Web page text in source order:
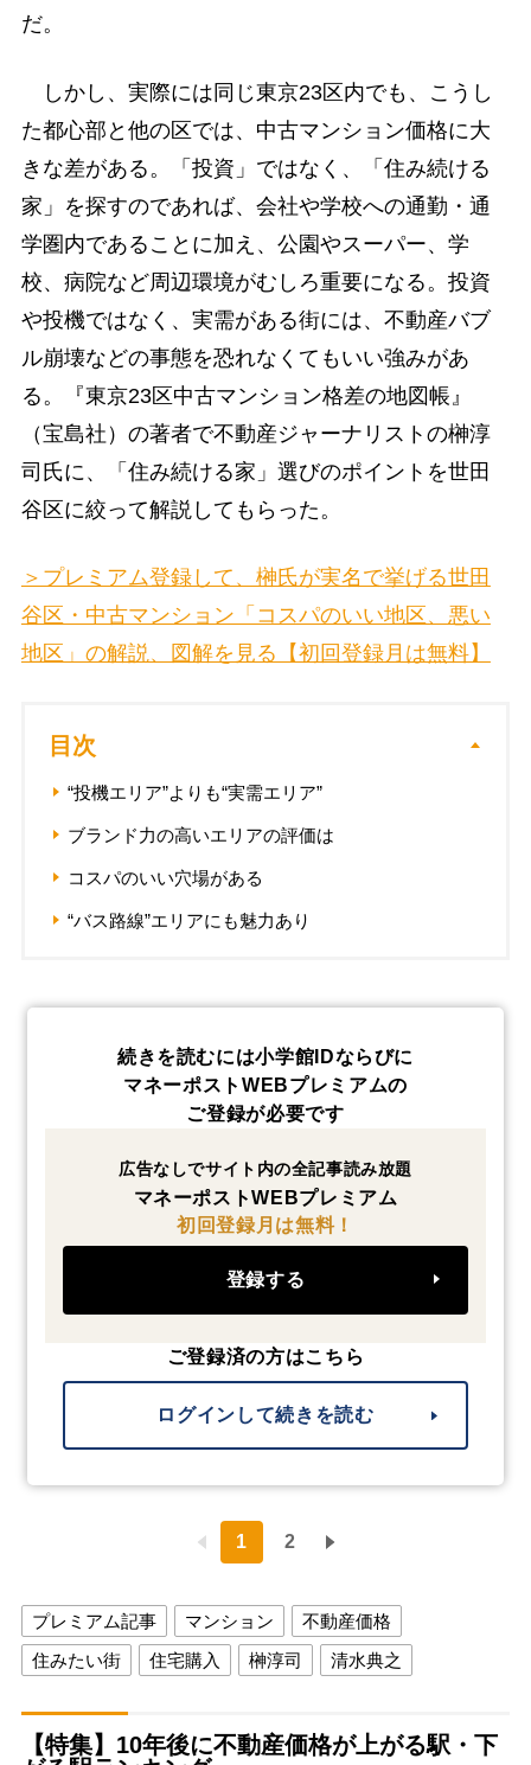
だ。
しかし、実際には同じ東京23区内でも、こうし
た都心部と他の区では、中古マンション価格に大
きな差がある。「投資」ではなく、「住み続ける
家」を探すのであれば、会社や学校への通勤・通
学圏内であることに加え、公園やスーパー、学
校、病院など周辺環境がむしろ重要になる。投資
や投機ではなく、実需がある街には、不動産バブ
ル崩壊などの事態を恐れなくてもいい強みがあ
る。『東京23区中古マンション格差の地図帳』
（宝島社）の著者で不動産ジャーナリストの榊淳
司氏に、「住み続ける家」選びのポイントを世田
谷区に絞って解説してもらった。
＞プレミアム登録して、榊氏が実名で挙げる世田
谷区・中古マンション「コスパのいい地区、悪い
地区」の解説、図解を見る【初回登録月は無料】
目次
“投機エリア”よりも“実需エリア”
ブランド力の高いエリアの評価は
コスパのいい穴場がある
“バス路線”エリアにも魅力あり
続きを読むには小学館IDならびに
マネーポストWEBプレミアムの
ご登録が必要です
広告なしでサイト内の全記事読み放題
マネーポストWEBプレミアム
初回登録月は無料！
登録する
ご登録済の方はこちら
ログインして続きを読む
1 2
プレミアム記事 マンション
不動産価格
住みたい街
住宅購入 榊淳司 清水典之
【特集】10年後に不動産価格が上がる駅・下